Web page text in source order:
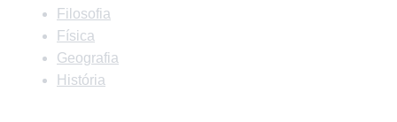
Filosofia
Física
Geografia
História